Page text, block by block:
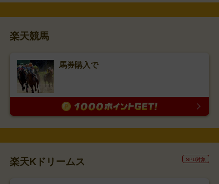
楽天競馬
馬券購入で
楽天Kドリームス SPU対象